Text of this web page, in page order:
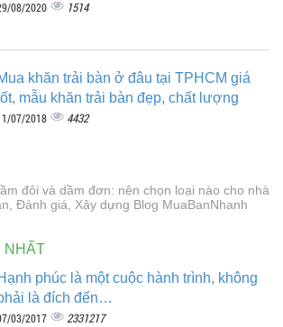
08/2020 1514
khăn trải bàn ở đâu tại TPHCM giá
mẫu khăn trải bàn đẹp, chất lượng
07/2018 4432
đôi và dầm đơn: nên chọn loại nào cho nhà
Đánh giá, Xây dựng Blog MuaBanNhanh
NHẤT
phúc là một cuộc hành trình, không
là đích đến…
03/2017 2331217